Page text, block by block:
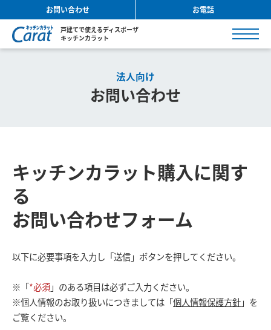
お問い合わせ お電話
戸建てで使えるディスポーザ
キッチンカラット
法人向け
お問い合わせ
キッチンカラット購入に関す
る
お問い合わせフォーム
以下に必要事項を入力し「送信」ボタンを押してください。
※「*必須」のある項目は必ずご入力ください。
※個人情報のお取り扱いにつきましては「個人情報保護方針」を
ご覧ください。